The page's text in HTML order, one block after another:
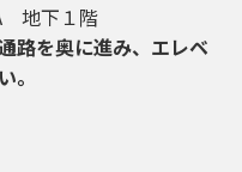
地下１階
路を奥に進み、エレベ
。